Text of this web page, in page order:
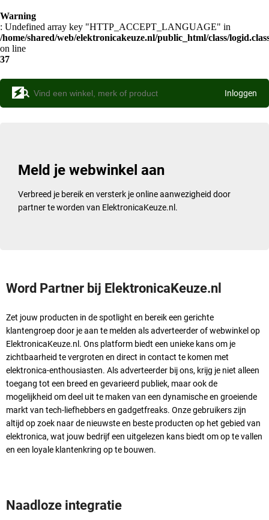
Warning
: Undefined array key "HTTP_ACCEPT_LANGUAGE" in
/home/shared/web/elektronicakeuze.nl/public_html/class/
on line
37
Inloggen
Meld je webwinkel aan
Verbreed je bereik en versterk je online aanwezigheid door
partner te worden van ElektronicaKeuze.nl.
Word Partner bij ElektronicaKeuze.nl
Zet jouw producten in de spotlight en bereik een gerichte
klantengroep door je aan te melden als adverteerder of webwinkel op
ElektronicaKeuze.nl. Ons platform biedt een unieke kans om je
zichtbaarheid te vergroten en direct in contact te komen met
elektronica-enthousiasten. Als adverteerder bij ons, krijg je niet alleen
toegang tot een breed en gevarieerd publiek, maar ook de
mogelijkheid om deel uit te maken van een dynamische en groeiende
markt van tech-liefhebbers en gadgetfreaks. Onze gebruikers zijn
altijd op zoek naar de nieuwste en beste producten op het gebied van
elektronica, wat jouw bedrijf een uitgelezen kans biedt om op te vallen
en een loyale klantenkring op te bouwen.
Naadloze integratie